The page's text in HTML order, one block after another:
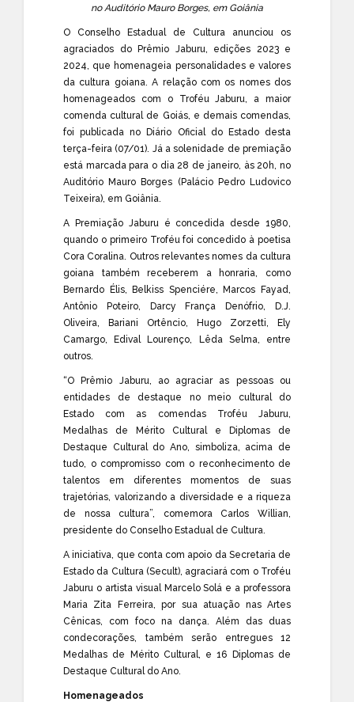
no Auditório Mauro Borges, em Goiânia
O Conselho Estadual de Cultura anunciou os
agraciados do Prêmio Jaburu, edições 2023 e
2024, que homenageia personalidades e valores
da cultura goiana. A relação com os nomes dos
homenageados com o Troféu Jaburu, a maior
comenda cultural de Goiás, e demais comendas,
foi publicada no Diário Oficial do Estado desta
terça-feira (07/01). Já a solenidade de premiação
está marcada para o dia 28 de janeiro, às 20h, no
Auditório Mauro Borges (Palácio Pedro Ludovico
Teixeira), em Goiânia.
A Premiação Jaburu é concedida desde 1980,
quando o primeiro Troféu foi concedido à poetisa
Cora Coralina. Outros relevantes nomes da cultura
goiana também receberem a honraria, como
Bernardo Élis, Belkiss Spenciére, Marcos Fayad,
Antônio Poteiro, Darcy França Denófrio, D.J.
Oliveira, Bariani Ortêncio, Hugo Zorzetti, Ely
Camargo, Edival Lourenço, Lêda Selma, entre
outros.
“O Prêmio Jaburu, ao agraciar as pessoas ou
entidades de destaque no meio cultural do
Estado com as comendas Troféu Jaburu,
Medalhas de Mérito Cultural e Diplomas de
Destaque Cultural do Ano, simboliza, acima de
tudo, o compromisso com o reconhecimento de
talentos em diferentes momentos de suas
trajetórias, valorizando a diversidade e a riqueza
de nossa cultura”, comemora Carlos Willian,
presidente do Conselho Estadual de Cultura.
A iniciativa, que conta com apoio da Secretaria de
Estado da Cultura (Secult), agraciará com o Troféu
Jaburu o artista visual Marcelo Solá e a professora
Maria Zita Ferreira, por sua atuação nas Artes
Cênicas, com foco na dança. Além das duas
condecorações, também serão entregues 12
Medalhas de Mérito Cultural, e 16 Diplomas de
Destaque Cultural do Ano.
Homenageados